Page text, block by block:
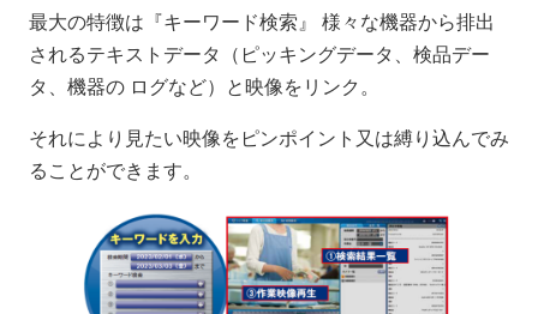
最大の特徴は『キーワード検索』 様々な機器から排出
されるテキストデータ（ピッキングデータ、検品デー
タ、機器の ログなど）と映像をリンク。
それにより見たい映像をピンポイント又は縛り込んでみ
ることができます。